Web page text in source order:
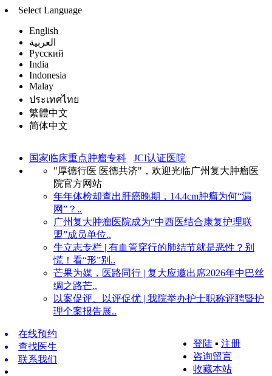
Select Language
English
العربية
Русский
India
Indonesia
Malay
ประเทศไทย
繁體中文
简体中文
国家临床重点肿瘤专科
JCI认证医院
"厚德行医 医德共济"，欢迎光临广州复大肿瘤医
院官方网站
年年体检却查出肝癌晚期，14.4cm肿瘤为何“漏
网”？..
广州复大肿瘤医院成为“中西医结合康复护理联
盟”成员单位..
牛立志专栏 | 有血管穿行的肺结节就是恶性？别
慌！看“形”别..
芒果为媒，医路同行 | 复大应邀出席2026年中巴丝
绸之路芒..
以案促评、以评促优 | 我院举办护士职称评聘暨护
理个案报告展..
登陆 ▪ 注册
咨询留言
收藏本站
在线预约
查找医生
联系我们